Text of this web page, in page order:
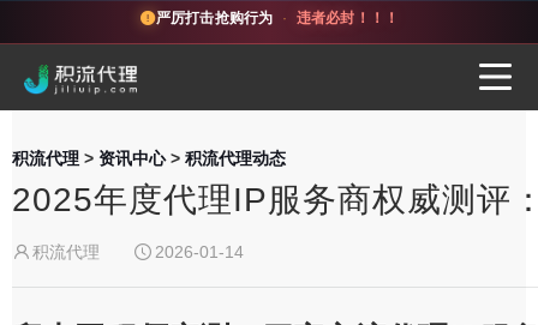
严厉打击抢购行为 · 违者必封！！！
积流代理 > 资讯中心> 积流代理动态
2025年度代理IP服务商权威测评
积流代理 2026-01-14